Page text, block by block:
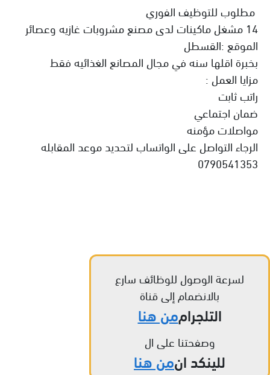
مطلوب للتوظيف الفوري
14 مشغل ماكينات لدى مصنع مشروبات غازيه وعصائر
الموقع :القسطل
بخبرة اقلها سنه في مجال المصانع الغذائيه فقط
مزايا العمل :
راتب ثابت
ضمان اجتماعي
مواصلات مؤمنه
الرجاء التواصل على الواتساب لتحديد موعد المقابله
0790541353
لسرعة الوصول للوظائف سارع
بالانضمام إلى قناة
التلجراممن هنا
وصفحتنا على ال
للينكد انمن هنا